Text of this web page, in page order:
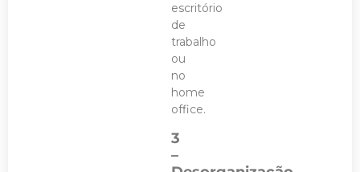
escritório
de
trabalho
ou
no
home
office.
3
–